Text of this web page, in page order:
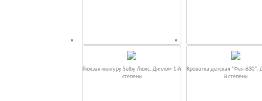
Рюкзак-кенгуру Selby Люкс. Диплом 1-й
степени
Кроватка детская "Фея-630".
й степени